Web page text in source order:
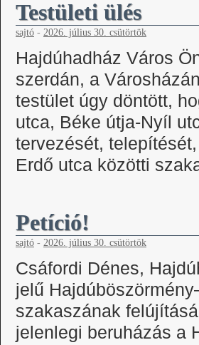
Testületi ülés
sajtó - 2026. július 30. csütörtök
Hajdúhadház Város
szerdán, a
testület úgy döntött,
utca, Béke útja-Nyíl
tervezését,
Erdő utca közötti
Petíció!
sajtó - 2026. július 30. csütörtök
Csáfordi Dénes,
jelű
szakaszának
jelenlegi beruházás a